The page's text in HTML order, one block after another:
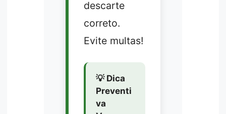
descarte
correto.
Evite multas!
💡 Dica
Preventi
va